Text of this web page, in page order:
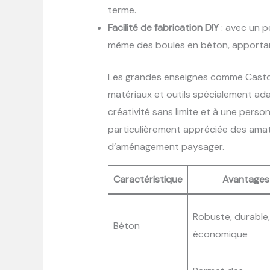
terme.
Facilité de fabrication DIY: avec un
même des boules en béton,
Les grandes enseignes comme
matériaux et outils spécialement
créativité sans limite et à une
particulièrement appréciée des
d’aménagement paysager.
Caractéristique Avantages
Béton
Robuste, durable,
économique